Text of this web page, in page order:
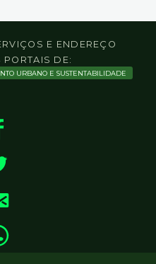
E ENDEREÇO
DE:
URBANO E SUSTENTABILIDADE